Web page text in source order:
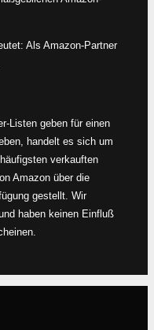
Als Amazon-Partner
Listen geben für einen
handelt es sich um
verkauften
Amazon über die
gestellt. Wir
haben keinen Einfluß